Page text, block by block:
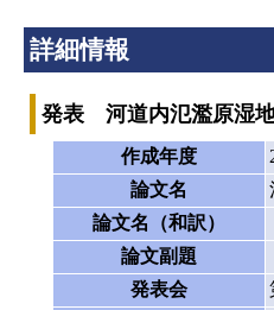
詳細情報
発表 河道内氾濫原湿
作成年度
論文名
論文名（和訳）
論文副題
発表会